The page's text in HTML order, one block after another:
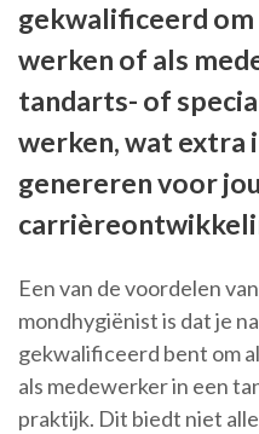
gekwalificeerd
werken of als
tandarts- of
werken, wat extra
genereren voor
Een van de voordelen
mondhygiënist is dat je
gekwalificeerd bent om
als medewerker in een
praktijk. Dit biedt niet